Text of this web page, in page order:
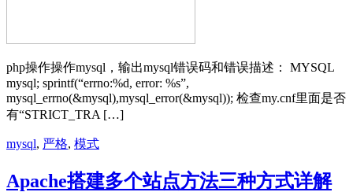
php操作操作mysql，输出mysql错误码和错误描述： MYSQL
mysql; sprintf(“errno:%d, error: %s”,
mysql_errno(&mysql),mysql_error(&mysql)); 检查my.cnf里面是否
有“STRICT_TRA […]
mysql, 严格, 模式
Apache搭建多个站点方法三种方式详解